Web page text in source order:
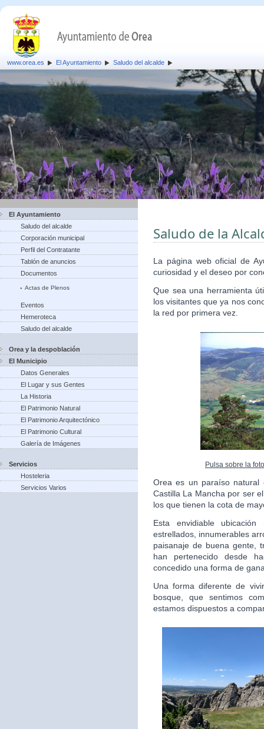
www.orea.es El Ayuntamiento Saludo del alcalde
El Ayuntamiento
Saludo del alcalde
Corporación municipal
Perfil del Contratante
Tablón de anuncios
Documentos
Actas de Plenos
Eventos
Hemeroteca
Saludo del alcalde
Orea y la despoblación
El Municipio
Datos Generales
El Lugar y sus Gentes
La Historia
El Patrimonio Natural
El Patrimonio Arquitectónico
El Patrimonio Cultural
Galería de Imágenes
Servicios
Hosteleria
Servicios Varios
Saludo de la
La página web oficial de
curiosidad y el deseo por
Que sea una herramienta
los visitantes que ya nos
la red por primera vez.
Pulsa sobre la
Orea es un paraíso natural
Castilla La Mancha por ser
los que tienen la cota de
Esta envidiable
estrellados, innumerables
paisanaje de buena gente,
han pertenecido desde
concedido una forma de
Una forma diferente de
bosque, que sentimos
estamos dispuestos a